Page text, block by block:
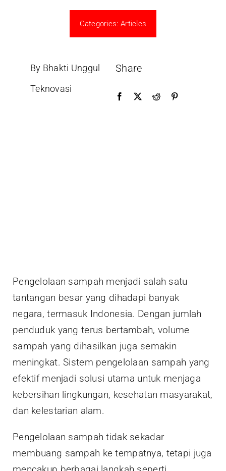
Categories:Articles
By Bhakti Unggul
Teknovasi
Share
Pengelolaan sampah menjadi salah satu
tantangan besar yang dihadapi banyak
negara, termasuk Indonesia. Dengan jumlah
penduduk yang terus bertambah, volume
sampah yang dihasilkan juga semakin
meningkat. Sistem pengelolaan sampah yang
efektif menjadi solusi utama untuk menjaga
kebersihan lingkungan, kesehatan masyarakat,
dan kelestarian alam.
Pengelolaan sampah tidak sekadar
membuang sampah ke tempatnya, tetapi juga